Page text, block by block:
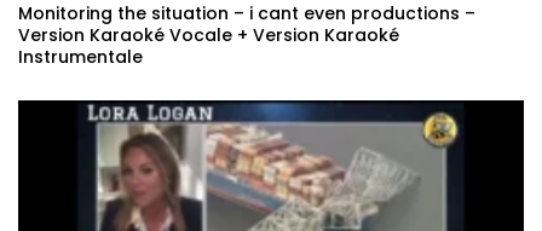
Monitoring the situation – i cant even productions –
Version Karaoké Vocale + Version Karaoké
Instrumentale